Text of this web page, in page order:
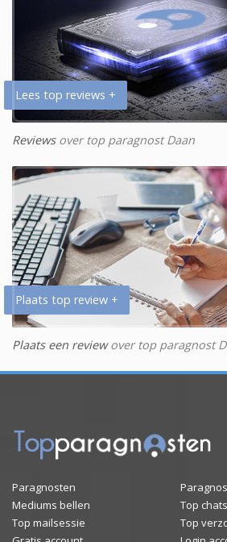
Lees top reviews +
Reviewsover top paragnost Daan
Plaats top review +
Plaats een reviewover top paragnost
Paragnosten
Mediums bellen
Top
Top mailsessie
Top